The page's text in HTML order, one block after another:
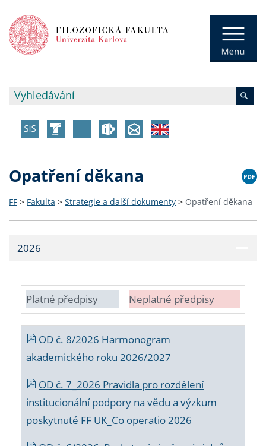
Opatření děkana
FF > Fakulta > Strategie a další dokumenty > Opatření děkana
2026
Platné předpisy Neplatné předpisy
OD č. 8/2026 Harmonogram
akademického roku 2026/2027
OD č. 7_2026 Pravidla pro rozdělení
institucionální podpory na vědu a výzkum
poskytnuté FF UK_Co operatio 2026